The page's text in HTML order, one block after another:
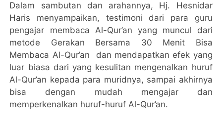
Dalam sambutan dan arahannya, Hj. Hesnidar
Haris menyampaikan, testimoni dari para guru
pengajar membaca Al-Qur’an yang muncul dari
metode Gerakan Bersama 30 Menit Bisa
Membaca Al-Qur’an dan mendapatkan efek yang
luar biasa dari yang kesulitan mengenalkan huruf
Al-Qur’an kepada para muridnya, sampai akhirnya
bisa dengan mudah mengajar dan
memperkenalkan huruf-huruf Al-Qur’an.